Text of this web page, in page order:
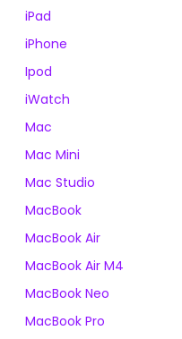
iPad
iPhone
Ipod
iWatch
Mac
Mac Mini
Mac Studio
MacBook
MacBook Air
MacBook Air M4
MacBook Neo
MacBook Pro